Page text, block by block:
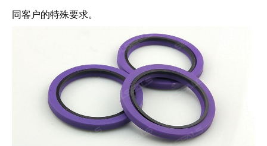
同客户的特殊要求。